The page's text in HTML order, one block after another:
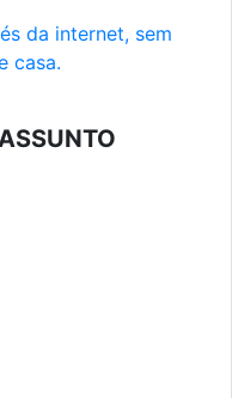
da internet, sem
casa.